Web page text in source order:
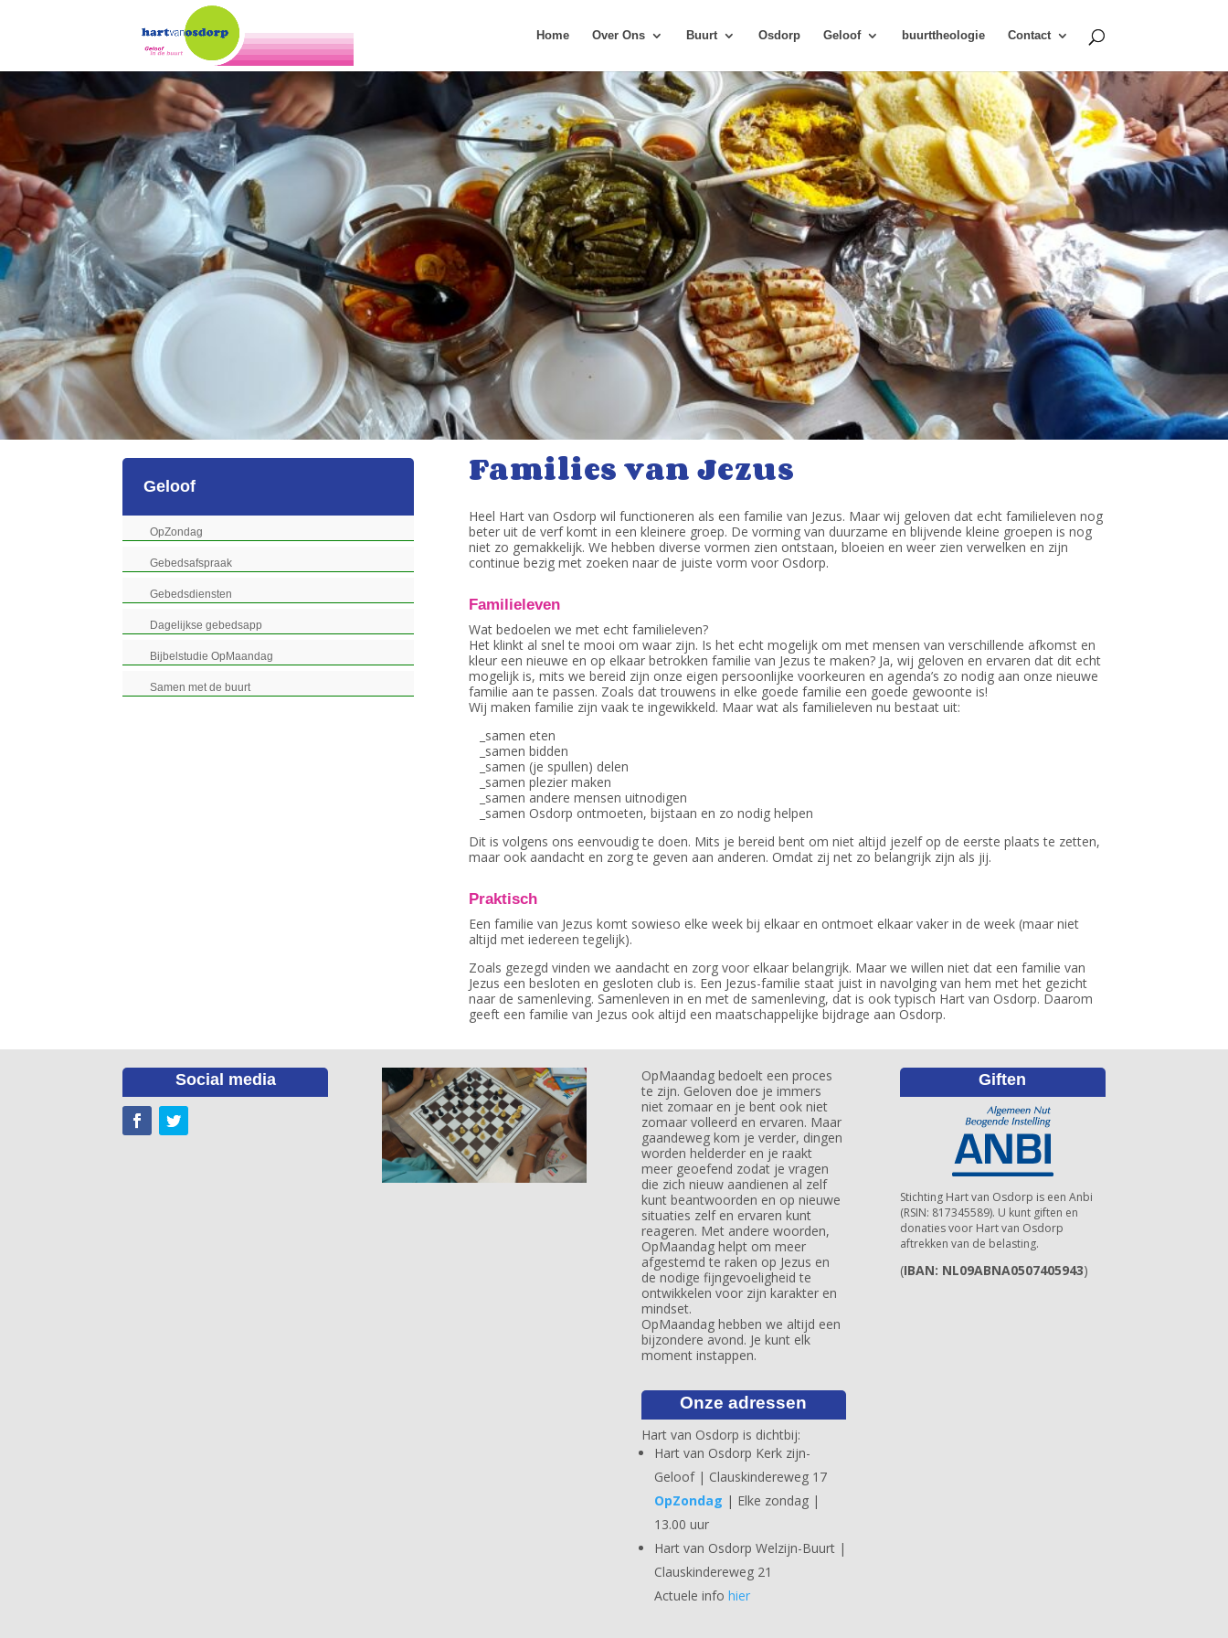
Home Over Ons Buurt Osdorp Geloof buurttheologie Contact
Geloof
OpZondag
Gebedsafspraak
Gebedsdiensten
Dagelijkse gebedsapp
Bijbelstudie OpMaandag
Samen met de buurt
Families van Jezus
Heel Hart van Osdorp wil functioneren als een familie van Jezus. Maar wij geloven dat echt familieleven nog
beter uit de verf komt in een kleinere groep. De vorming van duurzame en blijvende kleine groepen is nog
niet zo gemakkelijk. We hebben diverse vormen zien ontstaan, bloeien en weer zien verwelken en zijn
continue bezig met zoeken naar de juiste vorm voor Osdorp.
Familieleven
Wat bedoelen we met echt familieleven?
Het klinkt al snel te mooi om waar zijn. Is het echt mogelijk om met mensen van verschillende afkomst en
kleur een nieuwe en op elkaar betrokken familie van Jezus te maken? Ja, wij geloven en ervaren dat dit echt
mogelijk is, mits we bereid zijn onze eigen persoonlijke voorkeuren en agenda’s zo nodig aan onze nieuwe
familie aan te passen. Zoals dat trouwens in elke goede familie een goede gewoonte is!
Wij maken familie zijn vaak te ingewikkeld. Maar wat als familieleven nu bestaat uit:
_samen eten
_samen bidden
_samen (je spullen) delen
_samen plezier maken
_samen andere mensen uitnodigen
_samen Osdorp ontmoeten, bijstaan en zo nodig helpen
Dit is volgens ons eenvoudig te doen. Mits je bereid bent om niet altijd jezelf op de eerste plaats te zetten,
maar ook aandacht en zorg te geven aan anderen. Omdat zij net zo belangrijk zijn als jij.
Praktisch
Een familie van Jezus komt sowieso elke week bij elkaar en ontmoet elkaar vaker in de week (maar niet
altijd met iedereen tegelijk).
Zoals gezegd vinden we aandacht en zorg voor elkaar belangrijk. Maar we willen niet dat een familie van
Jezus een besloten en gesloten club is. Een Jezus-familie staat juist in navolging van hem met het gezicht
naar de samenleving. Samenleven in en met de samenleving, dat is ook typisch Hart van Osdorp. Daarom
geeft een familie van Jezus ook altijd een maatschappelijke bijdrage aan Osdorp.
Social media
OpMaandag bedoelt een proces
te zijn. Geloven doe je immers
niet zomaar en je bent ook niet
zomaar volleerd en ervaren. Maar
gaandeweg kom je verder, dingen
worden helderder en je raakt
meer geoefend zodat je vragen
die zich nieuw aandienen al zelf
kunt beantwoorden en op nieuwe
situaties zelf en ervaren kunt
reageren. Met andere woorden,
OpMaandag helpt om meer
afgestemd te raken op Jezus en
de nodige fijngevoeligheid te
ontwikkelen voor zijn karakter en
mindset.
OpMaandag hebben we altijd een
bijzondere avond. Je kunt elk
moment instappen.
Onze adressen
Hart van Osdorp is dichtbij:
Hart van Osdorp Kerk zijn-
Geloof | Clauskindereweg 17
OpZondag | Elke zondag |
13.00 uur
Hart van Osdorp Welzijn-Buurt |
Clauskindereweg 21
Actuele info hier
Giften
Stichting Hart van Osdorp is een Anbi
(RSIN: 817345589). U kunt giften en
donaties voor Hart van Osdorp
aftrekken van de belasting.
(IBAN: NL09ABNA0507405943)